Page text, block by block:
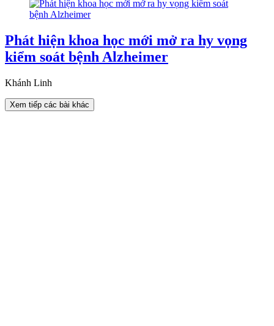
Phát hiện khoa học mới mở ra hy vọng
kiểm soát bệnh Alzheimer
Khánh Linh
Xem tiếp các bài khác